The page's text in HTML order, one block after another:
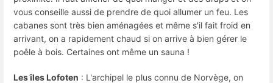
vous conseille aussi de prendre de quoi allumer un feu. Les
cabanes sont très bien aménagées et même s'il fait froid en
arrivant, on a rapidement chaud si on arrive à bien gérer le
poêle à bois. Certaines ont même un sauna !
Les îles Lofoten : L'archipel le plus connu de Norvège, on